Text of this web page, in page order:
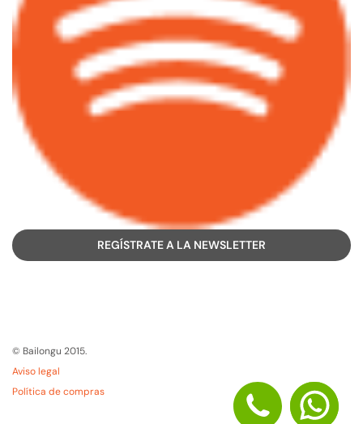
REGÍSTRATE A LA NEWSLETTER
© Bailongu 2015.
Aviso legal
Política de compras